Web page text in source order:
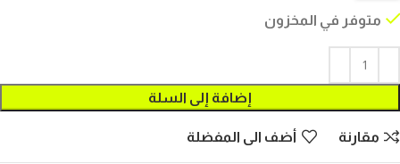
متوفر في المخزون
إضافة إلى السلة
مقارنة أضف الى المفضلة